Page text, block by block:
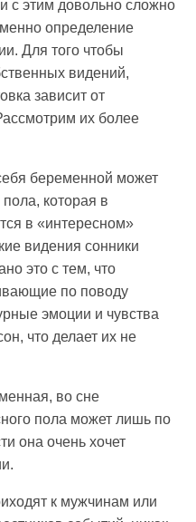
с этим довольно сложно
определение
Для того чтобы
видений,
зависит от
их более
беременной может
которая в
в «интересном»
видения сонники
это с тем, что
по поводу
эмоции и чувства
что делает их не
во сне
пола может лишь по
она очень хочет
к мужчинам или